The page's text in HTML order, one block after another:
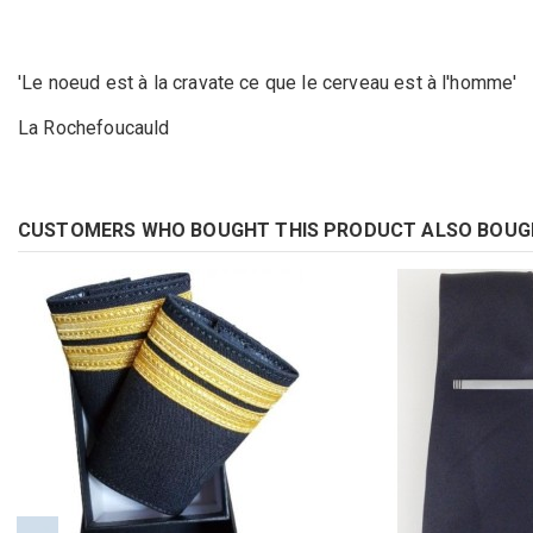
'Le noeud est à la cravate ce que le cerveau est à l'homme'
La Rochefoucauld
CUSTOMERS WHO BOUGHT THIS PRODUCT ALSO